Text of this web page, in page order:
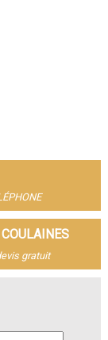
gratuit